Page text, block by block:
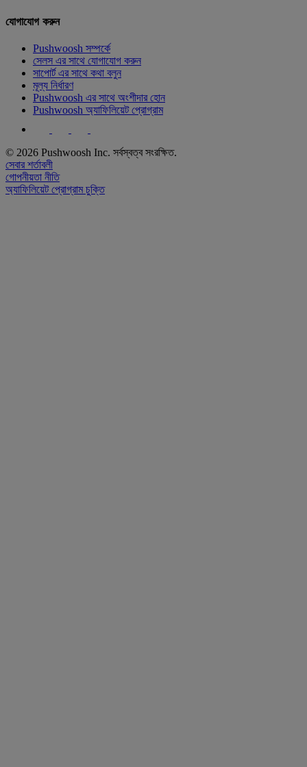
যোগাযোগ করুন
Pushwoosh সম্পর্কে
সেলস এর সাথে যোগাযোগ করুন
সাপোর্ট এর সাথে কথা বলুন
মূল্য নির্ধারণ
Pushwoosh এর সাথে অংশীদার হোন
Pushwoosh অ্যাফিলিয়েট প্রোগ্রাম
© 2026 Pushwoosh Inc. সর্বস্বত্ব সংরক্ষিত.
সেবার শর্তাবলী
গোপনীয়তা নীতি
অ্যাফিলিয়েট প্রোগ্রাম চুক্তি